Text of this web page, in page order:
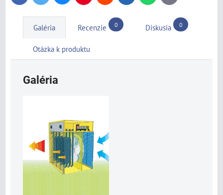
mail
Galéria Recenzie 0 Diskusia 0
Otázka k produktu
Galéria